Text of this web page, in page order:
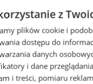
być awaria
z
plików cookie i
dostępu do
danych
i dane
i treści, pomiaru